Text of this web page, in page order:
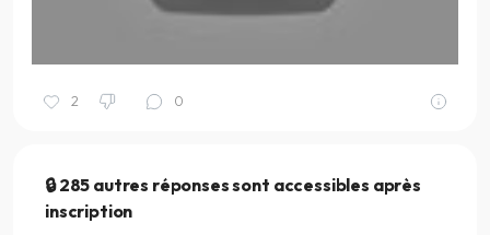
2 0
🔒 285 autres réponses sont accessibles après
inscription